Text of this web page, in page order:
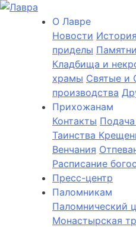
О Лаврe
Новости История
приделы
Кладбища и
храмы Святые и
производства
Прихожанам
Контакты
Таинства
Венчания
Расписание
Пресс-центр
Паломникам
Паломнический
Монастырская